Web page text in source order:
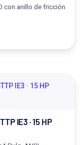
con anillo de fricción
IE3 · 15 HP